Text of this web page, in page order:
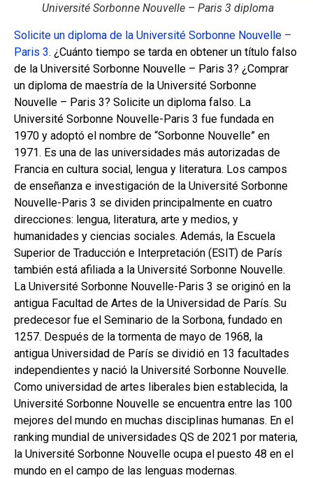
Université Sorbonne Nouvelle – Paris 3 diploma
Solicite un diploma de la Université Sorbonne Nouvelle –
Paris 3. ¿Cuánto tiempo se tarda en obtener un título falso
de la Université Sorbonne Nouvelle – Paris 3? ¿Comprar
un diploma de maestría de la Université Sorbonne
Nouvelle – Paris 3? Solicite un diploma falso. La
Université Sorbonne Nouvelle-Paris 3 fue fundada en
1970 y adoptó el nombre de “Sorbonne Nouvelle” en
1971. Es una de las universidades más autorizadas de
Francia en cultura social, lengua y literatura. Los campos
de enseñanza e investigación de la Université Sorbonne
Nouvelle-Paris 3 se dividen principalmente en cuatro
direcciones: lengua, literatura, arte y medios, y
humanidades y ciencias sociales. Además, la Escuela
Superior de Traducción e Interpretación (ESIT) de París
también está afiliada a la Université Sorbonne Nouvelle.
La Université Sorbonne Nouvelle-Paris 3 se originó en la
antigua Facultad de Artes de la Universidad de París. Su
predecesor fue el Seminario de la Sorbona, fundado en
1257. Después de la tormenta de mayo de 1968, la
antigua Universidad de París se dividió en 13 facultades
independientes y nació la Université Sorbonne Nouvelle.
Como universidad de artes liberales bien establecida, la
Université Sorbonne Nouvelle se encuentra entre las 100
mejores del mundo en muchas disciplinas humanas. En el
ranking mundial de universidades QS de 2021 por materia,
la Université Sorbonne Nouvelle ocupa el puesto 48 en el
mundo en el campo de las lenguas modernas.